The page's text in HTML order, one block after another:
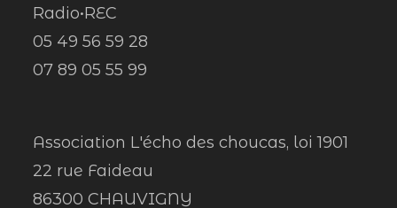
Radio•REC
05 49 56 59 28
07 89 05 55 99
Association L'écho des choucas, loi 1901
22 rue Faideau
86300 CHAUVIGNY